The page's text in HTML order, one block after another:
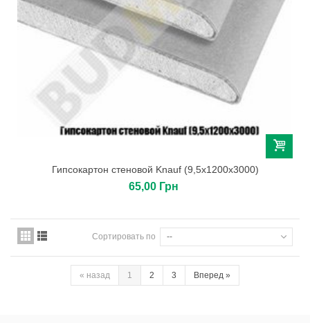
Гипсокартон стеновой Knauf (9,5х1200х3000)
65,00 Грн
Сортировать по --
« назад 1 2 3 Вперед »